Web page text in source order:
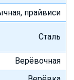
прайвиси
Сталь
Верёвочная